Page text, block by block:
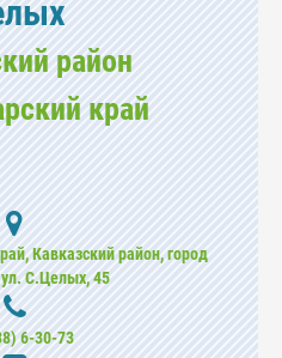
район
край
Кавказский район, город
С.Целых, 45
6-30-73